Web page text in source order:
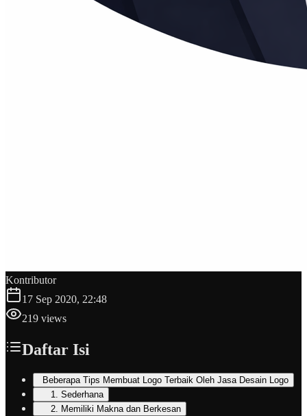
Kontributor
17 Sep 2020, 22:48
219 views
Daftar Isi
Beberapa Tips Membuat Logo Terbaik Oleh Jasa Desain Logo
1. Sederhana
2. Memiliki Makna dan Berkesan